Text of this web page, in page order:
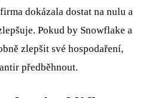
dokázala dostat na nulu a
Pokud by Snowflake a
zlepšit své hospodaření,
předběhnout.